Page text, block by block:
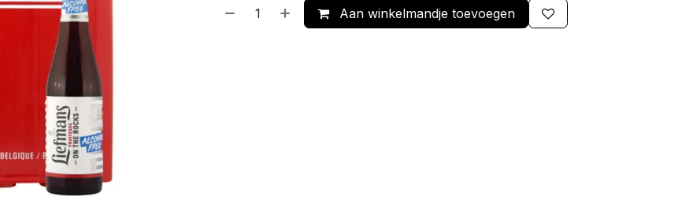
Aan winkelmandje toevoegen